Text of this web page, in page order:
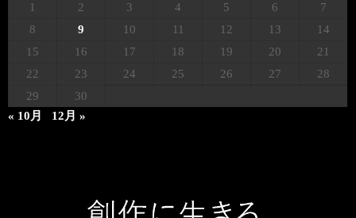
1
2 3 4 5 6
7
8
9 10 11 12 13
14
15
16 17 18 19 20
21
22
23 24 25 26 27
28
29
30
« 10月
12月 »